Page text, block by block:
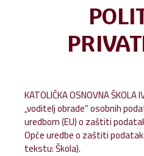
KATOLIČKA OSNOVNA ŠKOLA
„voditelj obrade“ osobnih
uredbom (EU) o zaštiti
Opće uredbe o zaštiti
tekstu: Škola).